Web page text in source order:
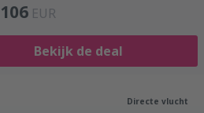
106 EUR
Bekijk de deal
Directe vlucht